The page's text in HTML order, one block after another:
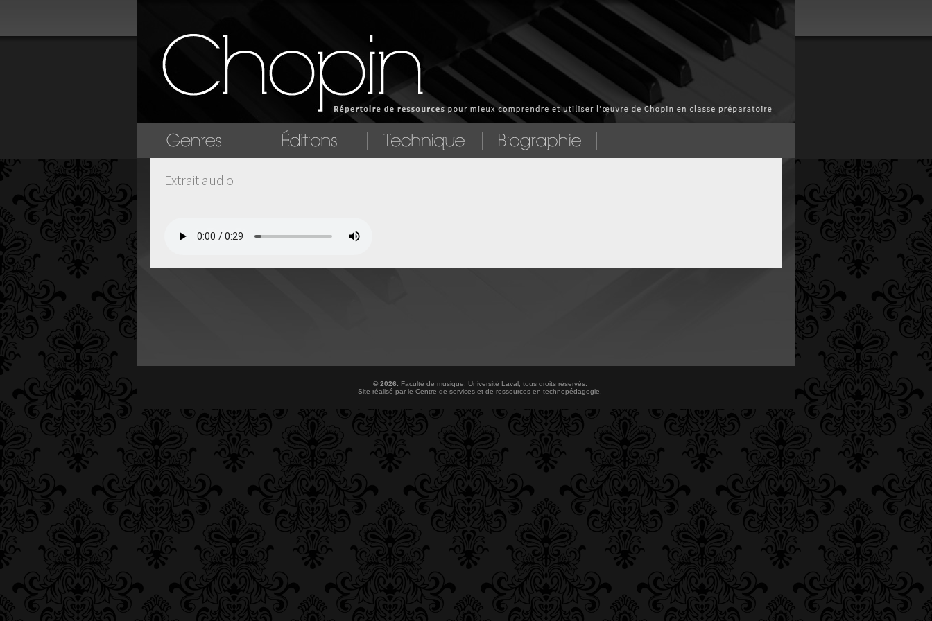
Extrait audio
© 2026. Faculté de musique Université Laval, tous droits réservés.
Site réalisé par le Centre de services et de ressources en technopédagogie